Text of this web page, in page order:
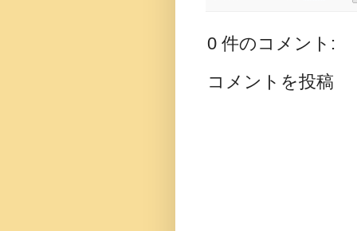
0 件のコメント:
コメントを投稿